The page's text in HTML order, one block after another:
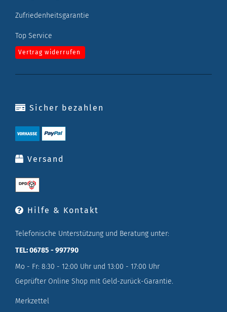
Zufriedenheitsgarantie
Top Service
Vertrag widerrufen
Sicher bezahlen
Versand
Hilfe & Kontakt
Telefonische Unterstützung und Beratung unter:
TEL: 06785 - 997790
Mo - Fr: 8:30 - 12:00 Uhr und 13:00 - 17:00 Uhr
Geprüfter Online Shop mit Geld-zurück-Garantie.
Merkzettel